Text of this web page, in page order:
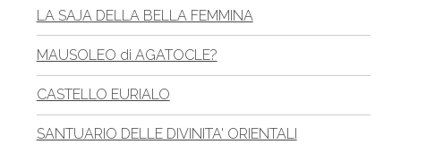
LA SAJA DELLA BELLA FEMMINA
MAUSOLEO di AGATOCLE?
CASTELLO EURIALO
SANTUARIO DELLE DIVINITA' ORIENTALI